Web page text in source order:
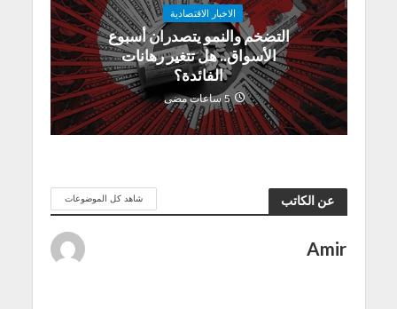
الاخبار الاقتصادية
التضخم والنمو يتصدران أسبوع
الأسواق.. هل تتغير رهانات
الفائدة؟
5 ساعات مضى
عن الكاتب شاهد كل الموضوعات
Amir